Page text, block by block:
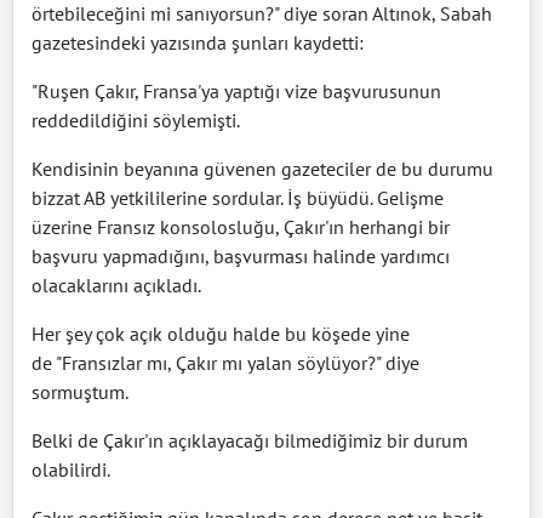
örtebileceğini mi sanıyorsun?" diye soran Altınok, Sabah
gazetesindeki yazısında şunları kaydetti:
"Ruşen Çakır, Fransa'ya yaptığı vize başvurusunun
reddedildiğini söylemişti.
Kendisinin beyanına güvenen gazeteciler de bu durumu
bizzat AB yetkililerine sordular. İş büyüdü. Gelişme
üzerine Fransız konsolosluğu, Çakır'ın herhangi bir
başvuru yapmadığını, başvurması halinde yardımcı
olacaklarını açıkladı.
Her şey çok açık olduğu halde bu köşede yine
de "Fransızlar mı, Çakır mı yalan söylüyor?" diye
sormuştum.
Belki de Çakır'ın açıklayacağı bilmediğimiz bir durum
olabilirdi.